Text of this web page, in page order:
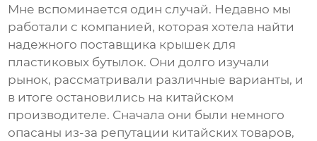
Мне вспоминается один случай. Недавно мы
работали с компанией, которая хотела найти
надежного поставщика крышек для
пластиковых бутылок. Они долго изучали
рынок, рассматривали различные варианты, и
в итоге остановились на китайском
производителе. Сначала они были немного
опасаны из-за репутации китайских товаров,